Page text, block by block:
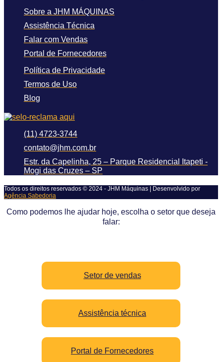
Sobre a JHM MÁQUINAS
Assistência Técnica
Falar com Vendas
Portal de Fornecedores
Política de Privacidade
Termos de Uso
Blog
(11) 4723-3744
contato@jhm.com.br
Estr. da Capelinha, 25 – Parque Residencial Itapeti -
Mogi das Cruzes – SP
Todos os direitos reservados © 2024 - JHM Máquinas | Desenvolvido por
Agência Sabedoria
Como podemos lhe ajudar hoje, escolha o setor que deseja
falar:
Setor de vendas
Assistência técnica
Portal de Fornecedores